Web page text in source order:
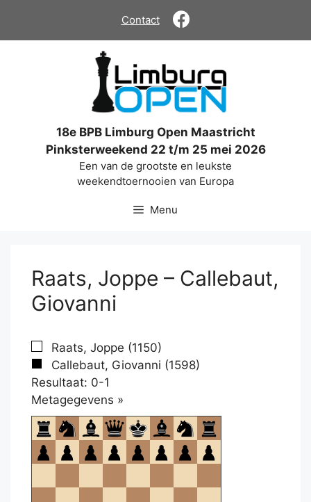
de
Contact
18e BPB Limburg Open Maastricht
Pinksterweekend 22 t/m 25 mei 2026
Een van de grootste en leukste
weekendtoernooien van Europa
Menu
Raats, Joppe – Callebaut,
Giovanni
Raats, Joppe (1150)
Callebaut, Giovanni (1598)
Resultaat: 0-1
Metagegevens »
om
te
openen.